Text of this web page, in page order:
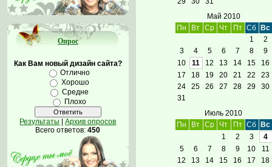
Опрос
Как Вам новый дизайн сайта?
Отлично
Хорошо
Средне
Плохо
Результаты |Архив опросов
Всего ответов:450
Май 2010
Пн
Вт Ср Чт Пт Сб
Вс
1
2
3
4 5 6 7 8
9
10
11 12 13 14 15
16
17
18 19 20 21 22
23
24
25 26 27 28 29
30
31
Июль 2010
Пн
Вт Ср Чт Пт Сб
Вс
1
2 3
4
5
6 7 8 9 10
11
12
13 14 15 16 17
18